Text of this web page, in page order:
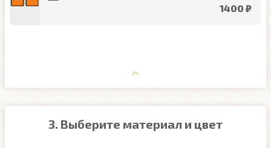
1400 ₽
3. Выберите материал и цвет